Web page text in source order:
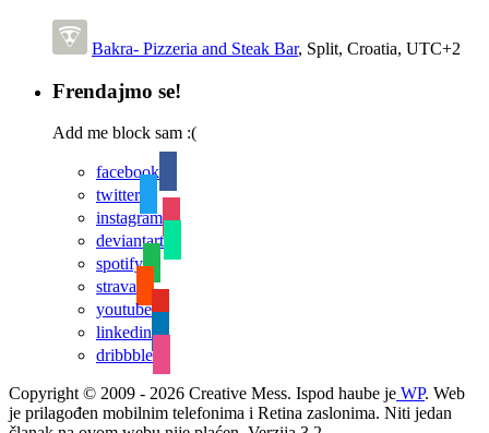
Bakra- Pizzeria and Steak Bar, Split, Croatia, UTC+2
Frendajmo se!
Add me block sam :(
facebook
twitter
instagram
deviantart
spotify
strava
youtube
linkedin
dribbble
Copyright © 2009 - 2026 Creative Mess. Ispod haube je WP. Web
je prilagođen mobilnim telefonima i Retina zaslonima. Niti jedan